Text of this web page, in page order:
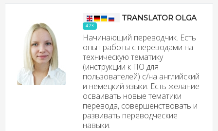
TRANSLATOR OLGA
4.23
Начинающий переводчик. Есть
опыт работы с переводами на
техническую тематику
(инструкции к ПО для
пользователей) с/на английский
и немецкий языки. Есть желание
осваивать новые тематики
перевода, совершенствовать и
развивать переводческие
навыки.